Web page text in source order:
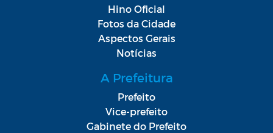
Hino Oficial
Fotos da Cidade
Aspectos Gerais
Notícias
A Prefeitura
Prefeito
Vice-prefeito
Gabinete do Prefeito